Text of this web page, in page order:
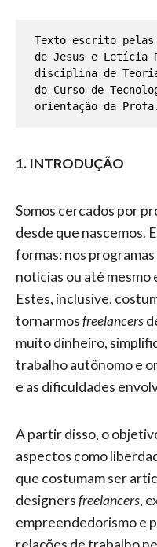
Texto escrito pelas
de Jesus e Letícia
disciplina de
do Curso de
orientação da
1. INTRODUÇÃO
Somos cercados por
desde que nascemos.
formas: nos
notícias ou até mesmo
Estes, inclusive,
tornarmosfreelancers
muito dinheiro,
trabalho autônomo e
e as dificuldades
A partir disso, o
aspectos como
que costumam ser
designersfreelancers,
empreendedorismo e